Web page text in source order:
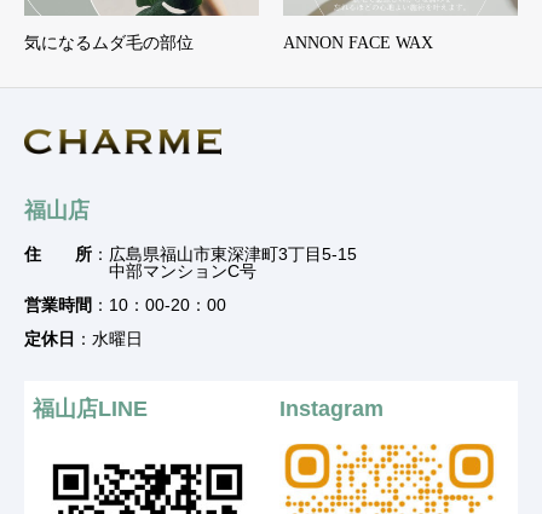
気になるムダ毛の部位 ANNON FACE WAX
福山店
住 所 ：広島県福山市東深津町3丁目5-15
中部マンションC号
営業時間 ：10：00-20：00
定休日 ：水曜日
福山店LINE Instagram